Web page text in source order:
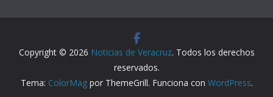
Copyright © 2026 Noticias de Veracruz. Todos los derechos
reservados.
Tema: ColorMagpor ThemeGrill. Funciona con WordPress.